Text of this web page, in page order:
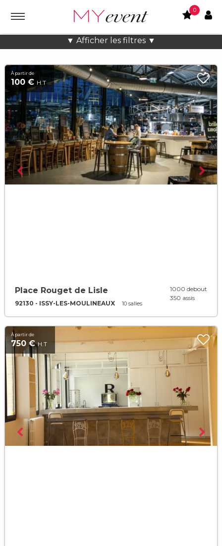
0
▼ Afficher les filtres ▼
Location lieux et salles atypiques
À partir de
100 € H.T
Place Rouget de Lisle
92130 - ISSY-LES-MOULINEAUX 10 salles
1000 debout
350 assis
À partir de
750 €H.T